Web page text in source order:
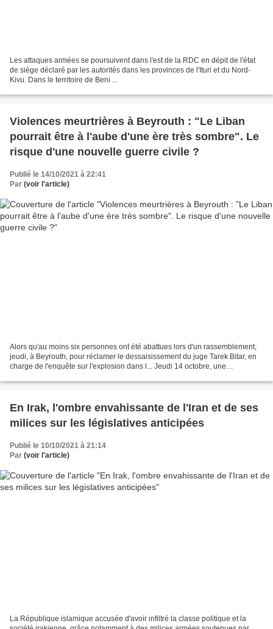
Les attaques armées se poursuivent dans l'est de la RDC en dépit de l'état
de siège déclaré par les autorités dans les provinces de l'Ituri et du Nord-
Kivu. Dans le territoire de Beni ...
Violences meurtrières à Beyrouth : "Le Liban
pourrait être à l'aube d'une ère très sombre". Le
risque d'une nouvelle guerre civile ?
Publié le 14/10/2021 à 22:41
Par (voir l'article)
Alors qu'au moins six personnes ont été abattues lors d'un rassemblement,
jeudi, à Beyrouth, pour réclamer le dessaisissement du juge Tarek Bitar, en
charge de l'enquête sur l'explosion dans l... Jeudi 14 octobre, une
En Irak, l'ombre envahissante de l'Iran et de ses
milices sur les législatives anticipées
Publié le 10/10/2021 à 21:14
Par (voir l'article)
La République islamique accusée d'avoir infiltré la classe politique et la